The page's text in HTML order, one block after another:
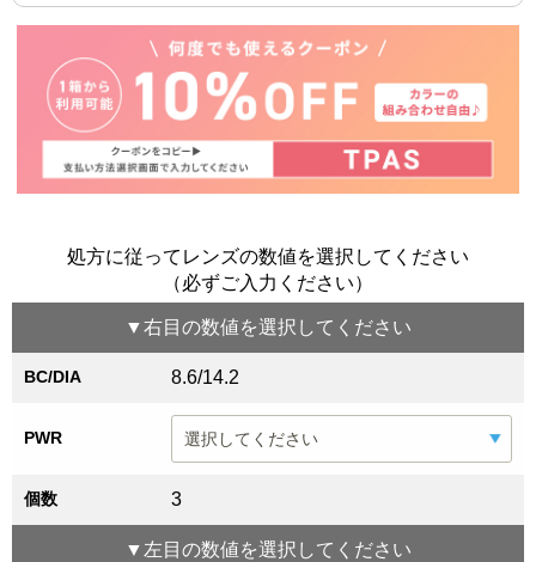
処方に従ってレンズの数値を選択してください
（必ずご入力ください）
▼右目 の数値を選択してください
BC/DIA 8.6/14.2
PWR
個数 3
▼左目 の数値を選択してください